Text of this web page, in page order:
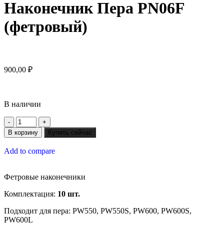
Наконечник Пера PN06F
(фетровый)
900,00 ₽
В наличии
В корзину Купить сейчас
Add to compare
Фетровые наконечники
Комплектация: 10 шт.
Подходит для пера: PW550, PW550S, PW600, PW600S,
PW600L